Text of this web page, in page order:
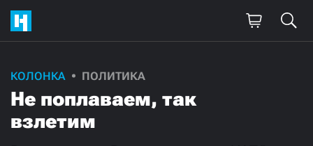
КОЛОНКА ПОЛИТИКА
Не поплаваем, так
взлетим
Поддержите
нашу работу!
Ежемесячно